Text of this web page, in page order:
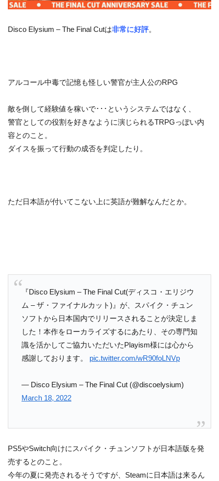
Disco Elysium – The Final Cutは非常に好評。
アルコール中毒で記憶も怪しい警官が主人公のRPG
敵を倒して経験値を稼いで･･･というシステムではなく、
警官としての役割を好きなように演じられるTRPGっぽい内
容とのこと。
ダイスを振って行動の成否を判定したり。
ただ日本語が付いてこない上に英語が難解なんだとか。
『Disco Elysium – The Final Cut(ディスコ・エリジウ
ム – ザ・ファイナルカット)』が、スパイク・チュン
ソフトから日本国内でリリースされることが決定しま
した！本作をローカライズするにあたり、その専門知
識を活かしてご協力いただいたPlayism様には心から
感謝しております。 pic.twitter.com/wR90foLNVp
— Disco Elysium – The Final Cut (@discoelysium)
March 18, 2022
PS5やSwitch向けにスパイク・チュンソフトが日本語版を発
売するとのこと。
今年の夏に発売されるそうですが、Steamに日本語は来るん